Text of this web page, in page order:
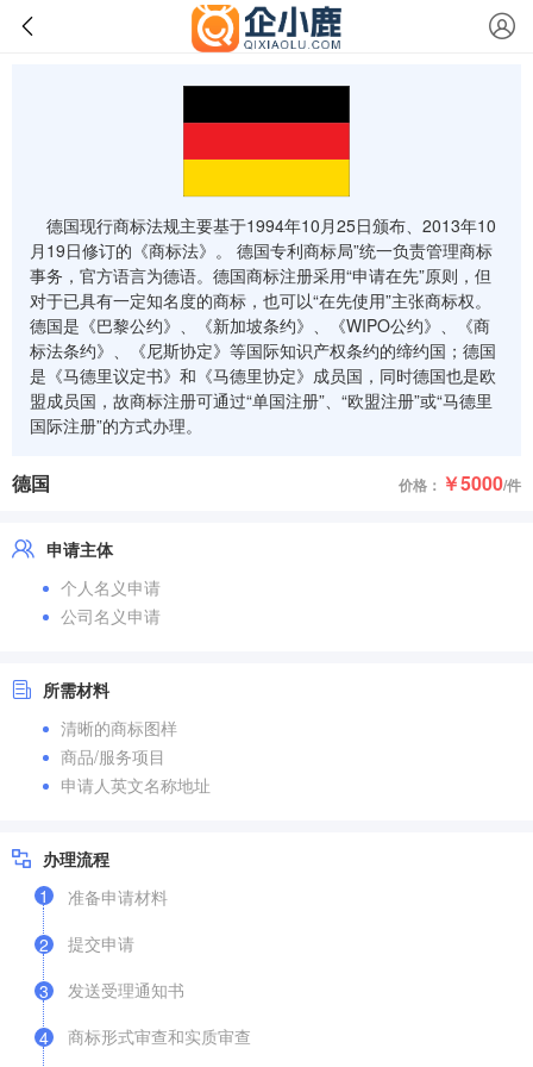
德国现行商标法规主要基于1994年10月25日颁布、2013年10
月19日修订的《商标法》。 德国专利商标局”统一负责管理商标
事务，官方语言为德语。德国商标注册采用“申请在先”原则，但
对于已具有一定知名度的商标，也可以“在先使用”主张商标权。
德国是《巴黎公约》、《新加坡条约》、《WIPO公约》、《商
标法条约》、《尼斯协定》等国际知识产权条约的缔约国；德国
是《马德里议定书》和《马德里协定》成员国，同时德国也是欧
盟成员国，故商标注册可通过“单国注册”、“欧盟注册”或“马德里
国际注册”的方式办理。
德国 价格： ￥5000/件
申请主体
个人名义申请
公司名义申请
所需材料
清晰的商标图样
商品/服务项目
申请人英文名称地址
办理流程
1
准备申请材料
2
提交申请
3
发送受理通知书
4
商标形式审查和实质审查